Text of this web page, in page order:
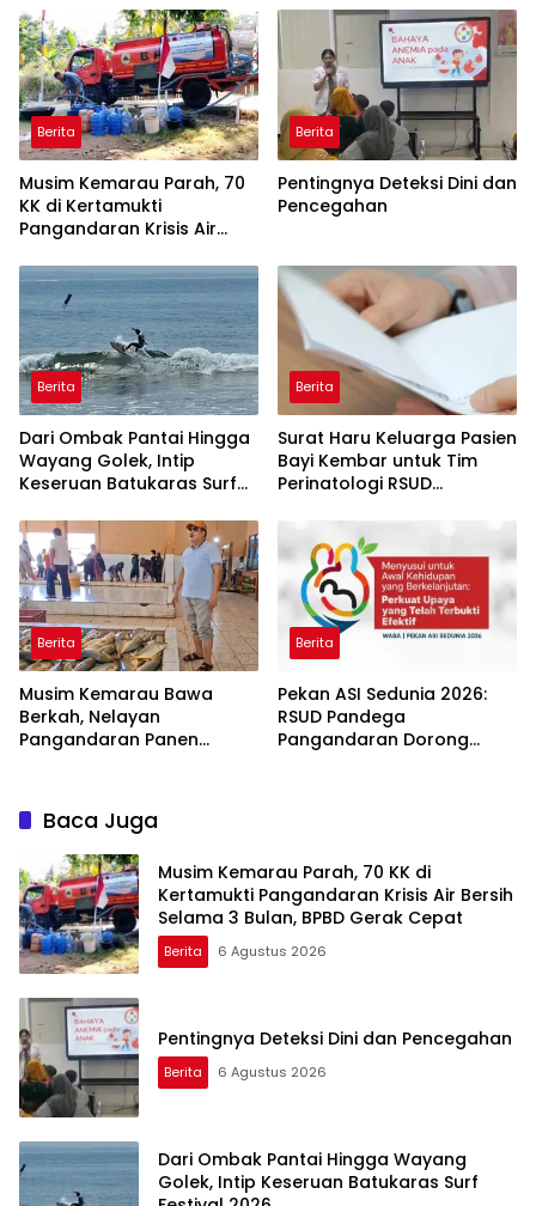
Berita
Musim Kemarau Parah, 70
KK di Kertamukti
Pangandaran Krisis Air
BPBD Gerak Cepat
Berita
Pentingnya Deteksi Dini dan
Pencegahan
Berita
Dari Ombak Pantai Hingga
Wayang Golek, Intip
Keseruan Batukaras Surf
Berita
Surat Haru Keluarga Pasien
Bayi Kembar untuk Tim
Perinatologi RSUD
Ibu Kedua
Berita
Musim Kemarau Bawa
Berkah, Nelayan
Pangandaran Panen
Berita
Pekan ASI Sedunia 2026:
RSUD Pandega
Pangandaran Dorong
Baca Juga
Musim Kemarau Parah, 70 KK di
Kertamukti Pangandaran Krisis Air Bersih
Selama 3 Bulan, BPBD Gerak Cepat
Berita 6 Agustus 2026
Pentingnya Deteksi Dini dan Pencegahan
Berita 6 Agustus 2026
Dari Ombak Pantai Hingga Wayang
Golek, Intip Keseruan Batukaras Surf